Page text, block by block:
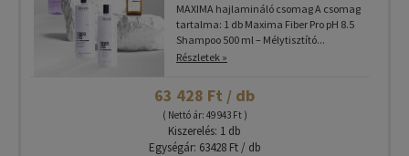
MAXIMA hajlamináló csomag A csomag
tartalma: 1 db Maxima Fiber Pro pH 8.5
Shampoo 500 ml – Mélytisztító...
Részletek »
63 428 Ft / db
( Nettó ár: 49 943 Ft )
Kiszerelés: 1 db
Egységár: 63428 Ft / db